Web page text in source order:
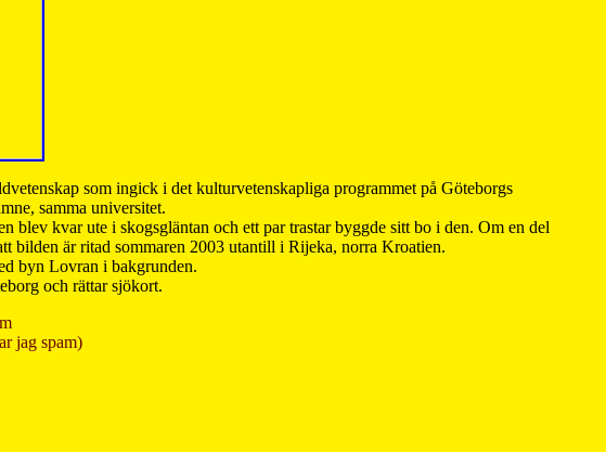
som ingick i det kulturvetenskapliga programmet på Göteborgs
samma universitet.
blev kvar ute i skogsgläntan och ett par trastar byggde sitt bo i den. Om en del
bilden är ritad sommaren 2003 utantill i Rijeka, norra Kroatien.
byn Lovran i bakgrunden.
och rättar sjökort.
jag spam)